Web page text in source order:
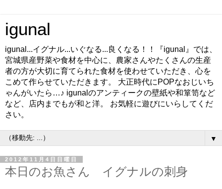
igunal
igunal...イグナル...いぐなる...良くなる！！『igunal』では、
宮城県産野菜や食材を中心に、農家さんやたくさんの生産
者の方が大切に育てられた食材を使わせていただき、心を
こめて作らせていただきます。 大正時代にPOPなおじいち
ゃんがいたら…♪ igunalのアンティークの壁紙や和箪笥など
など、店内までもが和と洋。 お気軽に遊びにいらしてくだ
さい。
▼
2012年11月4日日曜日
本日のお魚さん イグナルの刺身